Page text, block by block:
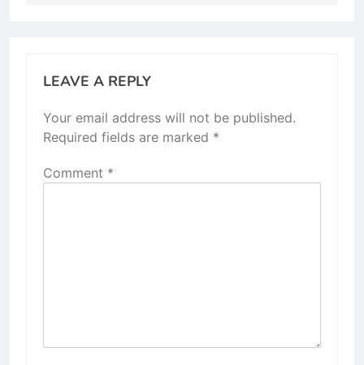
LEAVE A REPLY
Your email address will not be published.
Required fields are marked *
Comment *